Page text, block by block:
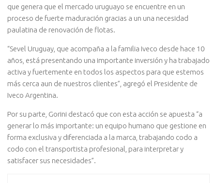
que genera que el mercado uruguayo se encuentre en un
proceso de fuerte maduración gracias a un una necesidad
paulatina de renovación de flotas.
“Sevel Uruguay, que acompaña a la familia Iveco desde hace 10
años, está presentando una importante inversión y ha trabajado
activa y fuertemente en todos los aspectos para que estemos
más cerca aun de nuestros clientes”, agregó el Presidente de
Iveco Argentina.
Por su parte, Gorini destacó que con esta acción se apuesta “a
generar lo más importante: un equipo humano que gestione en
forma exclusiva y diferenciada a la marca, trabajando codo a
codo con el transportista profesional, para interpretar y
satisfacer sus necesidades”.